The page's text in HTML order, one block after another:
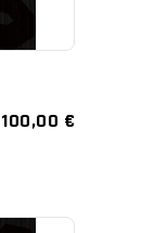
100,00 €